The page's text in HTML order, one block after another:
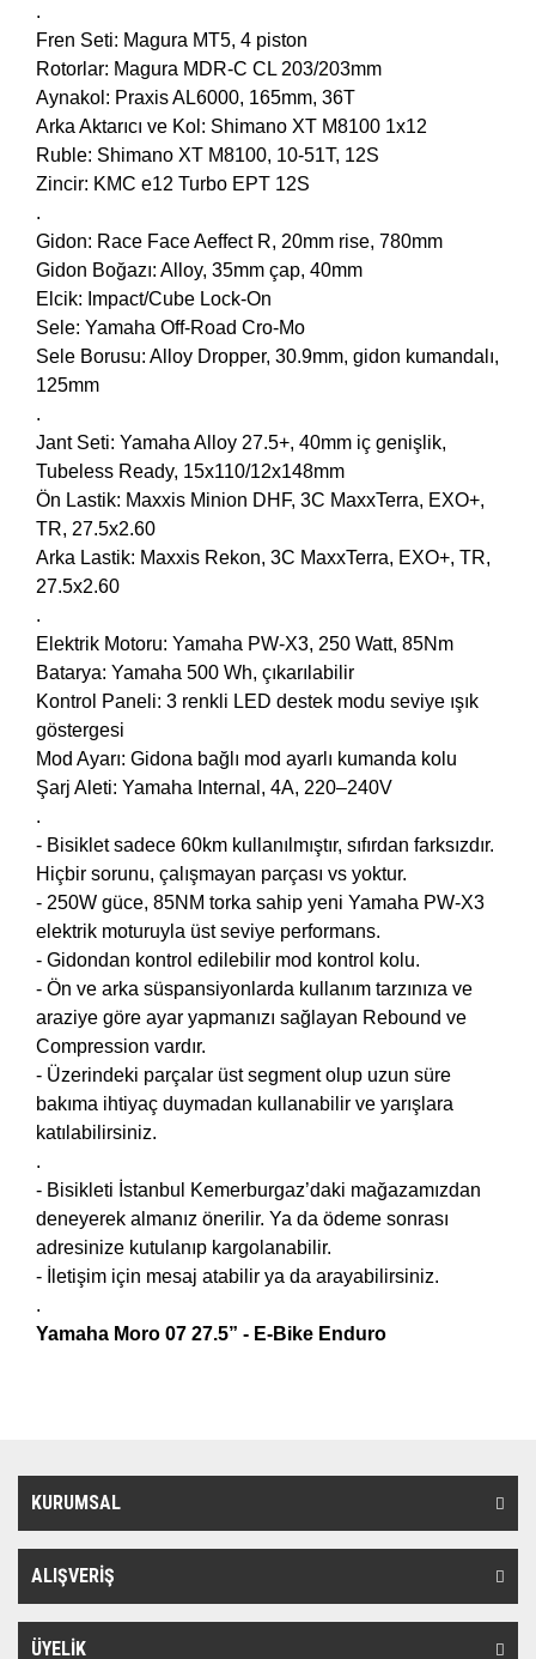
.
Fren Seti: Magura MT5, 4 piston
Rotorlar: Magura MDR-C CL 203/203mm
Aynakol: Praxis AL6000, 165mm, 36T
Arka Aktarıcı ve Kol: Shimano XT M8100 1x12
Ruble: Shimano XT M8100, 10-51T, 12S
Zincir: KMC e12 Turbo EPT 12S
.
Gidon: Race Face Aeffect R, 20mm rise, 780mm
Gidon Boğazı: Alloy, 35mm çap, 40mm
Elcik: Impact/Cube Lock-On
Sele: Yamaha Off-Road Cro-Mo
Sele Borusu: Alloy Dropper, 30.9mm, gidon kumandalı,
125mm
.
Jant Seti: Yamaha Alloy 27.5+, 40mm iç genişlik,
Tubeless Ready, 15x110/12x148mm
Ön Lastik: Maxxis Minion DHF, 3C MaxxTerra, EXO+,
TR, 27.5x2.60
Arka Lastik: Maxxis Rekon, 3C MaxxTerra, EXO+, TR,
27.5x2.60
.
Elektrik Motoru: Yamaha PW-X3, 250 Watt, 85Nm
Batarya: Yamaha 500 Wh, çıkarılabilir
Kontrol Paneli: 3 renkli LED destek modu seviye ışık
göstergesi
Mod Ayarı: Gidona bağlı mod ayarlı kumanda kolu
Şarj Aleti: Yamaha Internal, 4A, 220–240V
.
- Bisiklet sadece 60km kullanılmıştır, sıfırdan farksızdır.
Hiçbir sorunu, çalışmayan parçası vs yoktur.
- 250W güce, 85NM torka sahip yeni Yamaha PW-X3
elektrik moturuyla üst seviye performans.
- Gidondan kontrol edilebilir mod kontrol kolu.
- Ön ve arka süspansiyonlarda kullanım tarzınıza ve
araziye göre ayar yapmanızı sağlayan Rebound ve
Compression vardır.
- Üzerindeki parçalar üst segment olup uzun süre
bakıma ihtiyaç duymadan kullanabilir ve yarışlara
katılabilirsiniz.
.
- Bisikleti İstanbul Kemerburgaz’daki mağazamızdan
deneyerek almanız önerilir. Ya da ödeme sonrası
adresinize kutulanıp kargolanabilir.
- İletişim için mesaj atabilir ya da arayabilirsiniz.
.
Yamaha Moro 07 27.5” - E-Bike Enduro
KURUMSAL
ALIŞVERİŞ
ÜYELİK